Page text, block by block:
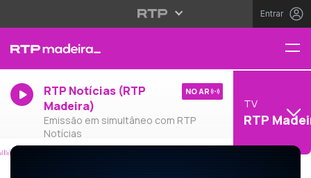
Entrar
RTP Notícias (RTP
Madeira)
Emissão em simultâneo com RTP
Notícias
NO AR
TV
RTP